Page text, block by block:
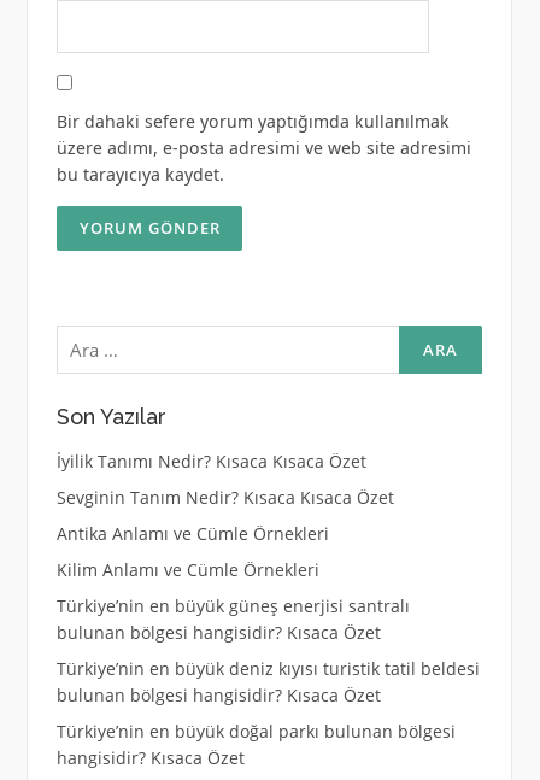
Bir dahaki sefere yorum yaptığımda kullanılmak
üzere adımı, e-posta adresimi ve web site adresimi
bu tarayıcıya kaydet.
Arama:
Son Yazılar
İyilik Tanımı Nedir? Kısaca Kısaca Özet
Sevginin Tanım Nedir? Kısaca Kısaca Özet
Antika Anlamı ve Cümle Örnekleri
Kilim Anlamı ve Cümle Örnekleri
Türkiye’nin en büyük güneş enerjisi santralı
bulunan bölgesi hangisidir? Kısaca Özet
Türkiye’nin en büyük deniz kıyısı turistik tatil beldesi
bulunan bölgesi hangisidir? Kısaca Özet
Türkiye’nin en büyük doğal parkı bulunan bölgesi
hangisidir? Kısaca Özet